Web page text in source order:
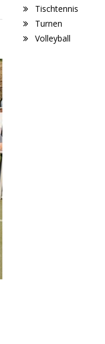
Tischtennis
Turnen
Volleyball